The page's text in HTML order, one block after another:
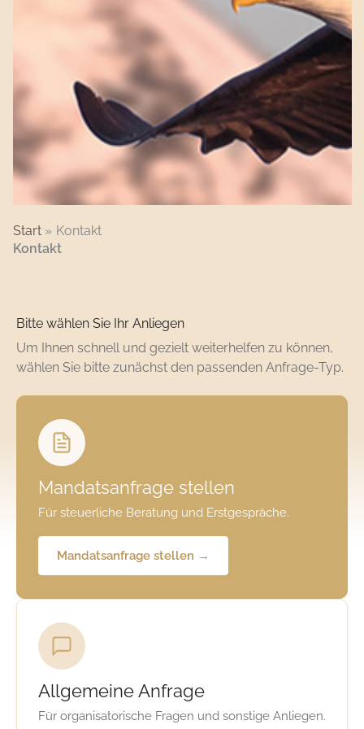
Start
Kontakt
Kontakt
Bitte wählen Sie Ihr Anliegen
Um Ihnen schnell und gezielt weiterhelfen zu können,
wählen Sie bitte zunächst den passenden Anfrage-Typ.
Mandatsanfrage stellen
Für steuerliche Beratung und Erstgespräche.
Mandatsanfrage stellen →
Allgemeine Anfrage
Für organisatorische Fragen und sonstige Anliegen.